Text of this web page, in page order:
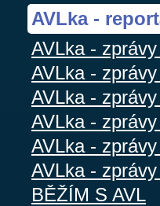
AVLka -
AVLka -
AVLka -
AVLka -
AVLka -
AVLka -
AVLka -
BĚŽÍM S AVL